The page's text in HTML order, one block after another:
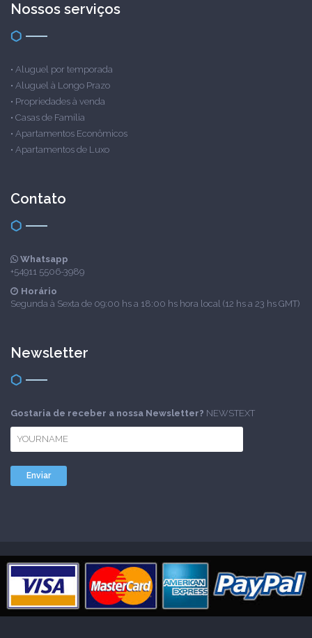
Nossos serviços
• Aluguel por temporada
• Aluguel à Longo Prazo
• Propriedades à venda
• Casas de Família
• Apartamentos Econômicos
• Apartamentos de Luxo
Contato
Whatsapp
+54911 5506-3989
Horário
Segunda à Sexta de 09:00 hs a 18:00 hs hora local (12 hs a 23 hs GMT)
Newsletter
Gostaria de receber a nossa Newsletter? NEWSTEXT